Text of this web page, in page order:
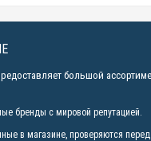
большой
бренды с мировой репутацией.
в магазине, проверяются перед